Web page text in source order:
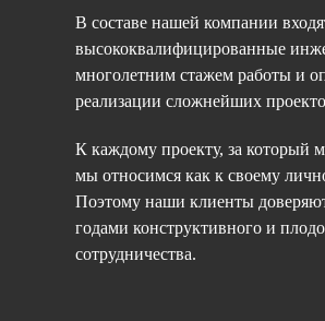
В составе нашей компании
высококвалифицированные
многолетним стажем работы и
реализации сложнейших
К каждому проекту, за который
мы относимся как к своему
Поэтому наши клиенты
годами конструктивного и
сотрудничества.